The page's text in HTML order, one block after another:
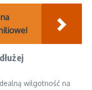
wilgotność na